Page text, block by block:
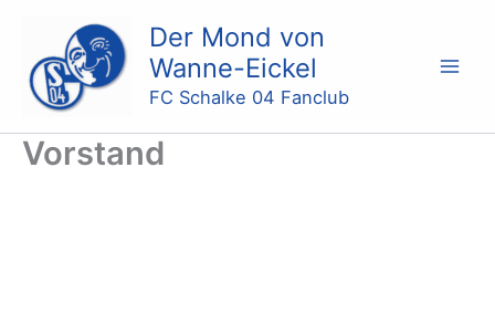
springen
Der Mond von
Wanne-Eickel
FC Schalke 04 Fanclub
Vorstand